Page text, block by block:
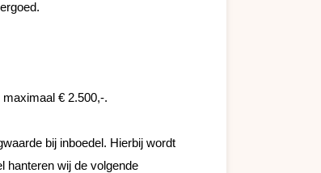
€ 2.500,-.
bij inboedel. Hierbij wordt
hanteren wij de volgende